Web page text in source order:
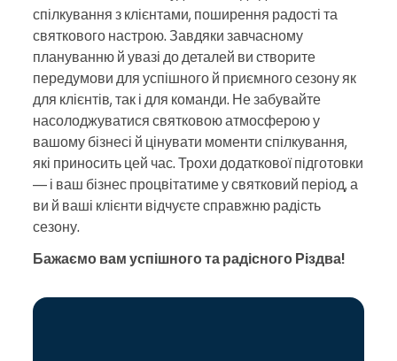
спілкування з клієнтами, поширення радості та
святкового настрою. Завдяки завчасному
плануванню й увазі до деталей ви створите
передумови для успішного й приємного сезону як
для клієнтів, так і для команди. Не забувайте
насолоджуватися святковою атмосферою у
вашому бізнесі й цінувати моменти спілкування,
які приносить цей час. Трохи додаткової підготовки
— і ваш бізнес процвітатиме у святковий період, а
ви й ваші клієнти відчуєте справжню радість
сезону.
Бажаємо вам успішного та радісного Різдва!